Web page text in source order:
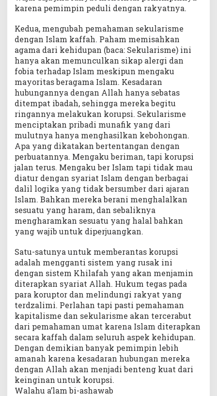
karena pemimpin peduli dengan rakyatnya.
Kedua, mengubah pemahaman sekularisme
dengan Islam kaffah. Paham memisahkan
agama dari kehidupan (baca: Sekularisme) ini
hanya akan memunculkan sikap alergi dan
fobia terhadap Islam meskipun mengaku
mayoritas beragama Islam. Kesadaran
hubungannya dengan Allah hanya sebatas
ditempat ibadah, sehingga mereka begitu
ringannya melakukan korupsi. Sekularisme
menciptakan pribadi munafik yang dari
mulutnya hanya menghasilkan kebohongan.
Apa yang dikatakan bertentangan dengan
perbuatannya. Mengaku beriman, tapi korupsi
jalan terus. Mengaku ber Islam tapi tidak mau
diatur dengan syariat Islam dengan berbagai
dalil logika yang tidak bersumber dari ajaran
Islam. Bahkan mereka berani menghalalkan
sesuatu yang haram, dan sebaliknya
mengharamkan sesuatu yang halal bahkan
yang wajib untuk diperjuangkan.
Satu-satunya untuk memberantas korupsi
adalah mengganti sistem yang rusak ini
dengan sistem Khilafah yang akan menjamin
diterapkan syariat Allah. Hukum tegas pada
para koruptor dan melindungi rakyat yang
terdzalimi. Perlahan tapi pasti pemahaman
kapitalisme dan sekularisme akan tercerabut
dari pemahaman umat karena Islam diterapkan
secara kaffah dalam seluruh aspek kehidupan.
Dengan demikian banyak pemimpin lebih
amanah karena kesadaran hubungan mereka
dengan Allah akan menjadi benteng kuat dari
keinginan untuk korupsi.
Walahu a’lam bi-ashawab